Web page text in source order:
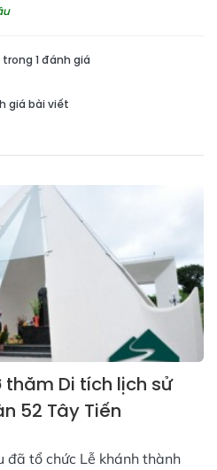
1 đánh giá
giá bài viết
Di tích lịch sử
52 Tây Tiến
đã tổ chức Lễ khánh thành